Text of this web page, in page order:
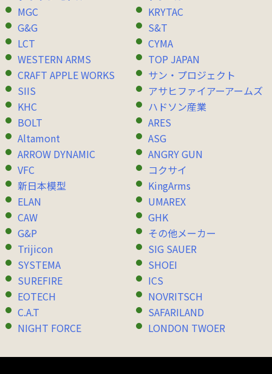
MGC
KRYTAC
G&G
S&T
LCT
CYMA
WESTERN ARMS
TOP JAPAN
CRAFT APPLE WORKS
サン・プロジェクト
SIIS
アサヒファイアーアームズ
KHC
ハドソン産業
BOLT
ARES
Altamont
ASG
ARROW DYNAMIC
ANGRY GUN
VFC
コクサイ
新日本模型
KingArms
ELAN
UMAREX
CAW
GHK
G&P
その他メーカー
Trijicon
SIG SAUER
SYSTEMA
SHOEI
SUREFIRE
ICS
EOTECH
NOVRITSCH
C.A.T
SAFARILAND
NIGHT FORCE
LONDON TWOER